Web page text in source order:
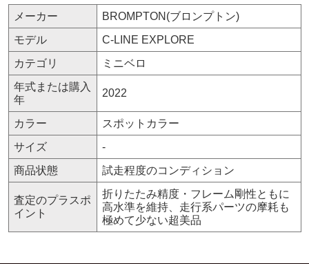
メーカー
BROMPTON(ブロンプトン)
モデル
C-LINE EXPLORE
カテゴリ
ミニベロ
年式または購入
年
2022
カラー
スポットカラー
サイズ
-
商品状態
試走程度のコンディション
査定のプラスポ
イント
折りたたみ精度・フレーム剛性ともに
高水準を維持、走行系パーツの摩耗も
極めて少ない超美品